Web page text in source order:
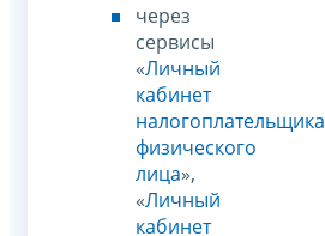
через
сервисы
«Личный
кабинет
налогоплательщика
физического
лица»,
«Личный
кабинет